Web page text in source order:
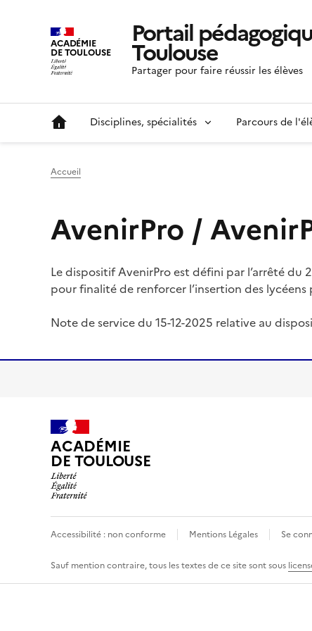
ACADÉMIE
DE TOULOUSE
Portail
Toulouse
Partager pour faire réussir les élèves
Disciplines, spécialités Parcours de
Accueil
AvenirPro /
Le dispositif AvenirPro est défini par l’arrêté
pour finalité de renforcer l’insertion des
Note de service du 15-12-2025 relative au
ACADÉMIE
DE TOULOUSE
Accessibilité : non conforme Mentions Légales Se
Sauf mention contraire, tous les textes de ce site sont sous
de gestion des cookies